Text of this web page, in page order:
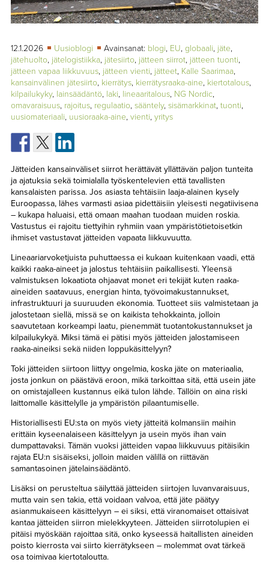
TAPAHTUMAT
12.1.2026 Uusioblogi Avainsanat: blogi, EU, globaali, jäte,
jätehuolto, jätelogistiikka, jätesiirto, jätteen siirrot, jätteen tuonti,
jätteen vapaa liikkuvuus, jätteen vienti, jätteet, Kalle Saarimaa,
kansainvälinen jätesiirto, kierrätys, kierrätysraaka-aine, kiertotalous,
kilpailukyky, lainsäädäntö, laki, lineaaritalous, NG Nordic,
omavaraisuus, rajoitus, regulaatio, sääntely, sisämarkkinat, tuonti,
uusiomateriaali, uusioraaka-aine, vienti, yritys
Jätteiden kansainväliset siirrot herättävät yllättävän paljon tunteita
ja ajatuksia sekä toimialalla työskentelevien että tavallisten
kansalaisten parissa. Jos asiasta tehtäisiin laaja-alainen kysely
Euroopassa, lähes varmasti asiaa pidettäisiin yleisesti negatiivisena
– kukapa haluaisi, että omaan maahan tuodaan muiden roskia.
Vastustus ei rajoitu tiettyihin ryhmiin vaan ympäristötietoisetkin
ihmiset vastustavat jätteiden vapaata liikkuvuutta.
Lineaariarvoketjuista puhuttaessa ei kukaan kuitenkaan vaadi, että
kaikki raaka-aineet ja jalostus tehtäisiin paikallisesti. Yleensä
valmistuksen lokaatiota ohjaavat monet eri tekijät kuten raaka-
aineiden saatavuus, energian hinta, työvoimakustannukset,
infrastruktuuri ja suuruuden ekonomia. Tuotteet siis valmistetaan ja
jalostetaan siellä, missä se on kaikista tehokkainta, jolloin
saavutetaan korkeampi laatu, pienemmät tuotantokustannukset ja
kilpailukykyä. Miksi tämä ei pätisi myös jätteiden jalostamiseen
raaka-aineiksi sekä niiden loppukäsittelyyn?
Toki jätteiden siirtoon liittyy ongelmia, koska jäte on materiaalia,
josta jonkun on päästävä eroon, mikä tarkoittaa sitä, että usein jäte
on omistajalleen kustannus eikä tulon lähde. Tällöin on aina riski
laittomalle käsittelylle ja ympäristön pilaantumiselle.
Historiallisesti EU:sta on myös viety jätteitä kolmansiin maihin
erittäin kyseenalaiseen käsittelyyn ja usein myös ihan vain
dumpattavaksi. Tämän vuoksi jätteiden vapaa liikkuvuus pitäisikin
rajata EU:n sisäiseksi, jolloin maiden välillä on riittävän
samantasoinen jätelainsäädäntö.
Lisäksi on perusteltua säilyttää jätteiden siirtojen luvanvaraisuus,
mutta vain sen takia, että voidaan valvoa, että jäte päätyy
asianmukaiseen käsittelyyn – ei siksi, että viranomaiset ottaisivat
kantaa jätteiden siirron mielekkyyteen. Jätteiden siirrotolupien ei
pitäisi myöskään rajoittaa sitä, onko kyseessä haitallisten aineiden
poisto kierrosta vai siirto kierrätykseen – molemmat ovat tärkeä
osa toimivaa kiertotaloutta.